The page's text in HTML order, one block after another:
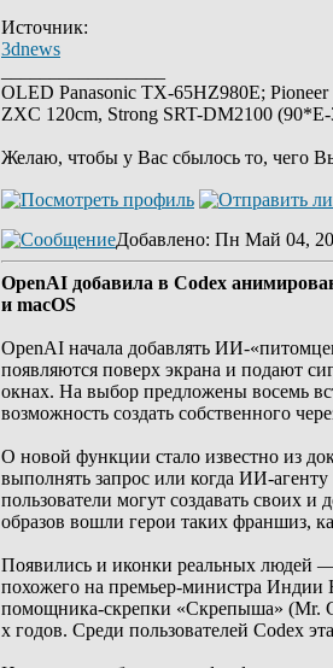
Источник:
3dnews
OLED Panasonic TX-65HZ980E;
ZXC 120cm, Strong SRT-DM2100
Желаю, чтобы у Вас сбылось то, чего
Добавлено: Пн Май 04,
OpenAI добавила в Codex
и macOS
OpenAI начала добавлять ИИ-
появляются поверх экрана и подают
окнах. На выбор предложены восемь
возможность создать собственного
О новой функции стало известно из
выполнять запрос или когда ИИ-
пользователи могут создавать своих
образов вошли герои таких франшиз,
Появились и иконки реальных людей
похожего на премьер-министра Индии
помощника-скрепки «Скрепыша» (Mr.
х годов. Среди пользователей Codex